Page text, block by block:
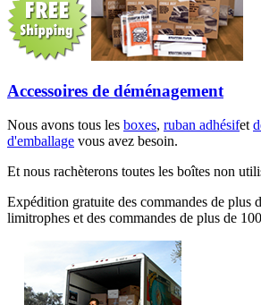
Accessoires de déménagement
Nous avons tous les boxes, ruban adhésifet
d'emballage vous avez besoin.
Et nous rachèterons toutes les boîtes non
Expédition gratuite des commandes de plus
limitrophes et des commandes de plus de